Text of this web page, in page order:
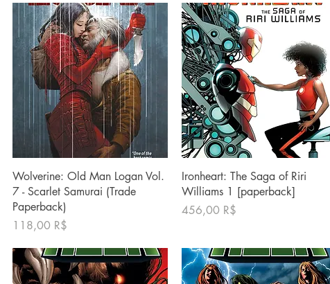
Γρήγορη προβολή
Wolverine: Old Man Logan Vol.
7 - Scarlet Samurai (Trade
Paperback)
Τιμή
118,00 R$
Γρήγορη προβολή
Ironheart: The Saga of Riri
Williams 1 [paperback]
Τιμή
456,00 R$